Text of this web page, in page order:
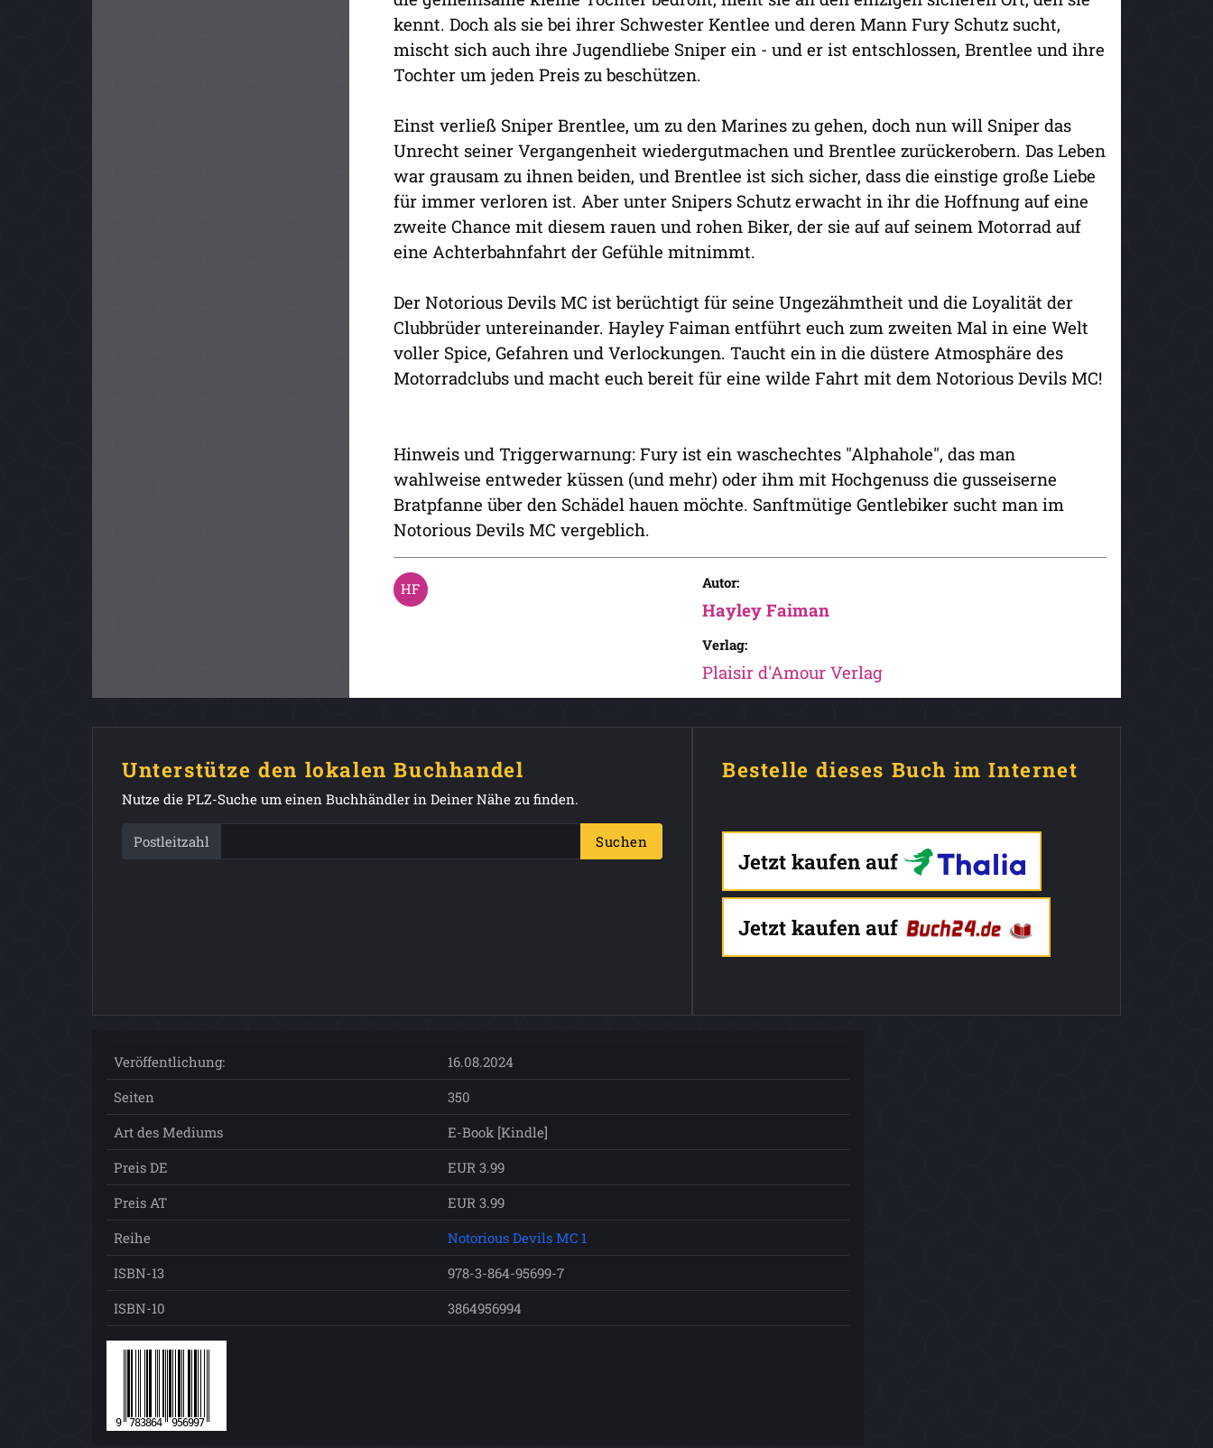
kennt. Doch als sie bei ihrer Schwester Kentlee und deren Mann Fury Schutz sucht,
mischt sich auch ihre Jugendliebe Sniper ein - und er ist entschlossen, Brentlee und ihre
Tochter um jeden Preis zu beschützen.
Einst verließ Sniper Brentlee, um zu den Marines zu gehen, doch nun will Sniper das
Unrecht seiner Vergangenheit wiedergutmachen und Brentlee zurückerobern. Das Leben
war grausam zu ihnen beiden, und Brentlee ist sich sicher, dass die einstige große Liebe
für immer verloren ist. Aber unter Snipers Schutz erwacht in ihr die Hoffnung auf eine
zweite Chance mit diesem rauen und rohen Biker, der sie auf auf seinem Motorrad auf
eine Achterbahnfahrt der Gefühle mitnimmt.
Der Notorious Devils MC ist berüchtigt für seine Ungezähmtheit und die Loyalität der
Clubbrüder untereinander. Hayley Faiman entführt euch zum zweiten Mal in eine Welt
voller Spice, Gefahren und Verlockungen. Taucht ein in die düstere Atmosphäre des
Motorradclubs und macht euch bereit für eine wilde Fahrt mit dem Notorious Devils MC!
Hinweis und Triggerwarnung: Fury ist ein waschechtes "Alphahole", das man
wahlweise entweder küssen (und mehr) oder ihm mit Hochgenuss die gusseiserne
Bratpfanne über den Schädel hauen möchte. Sanftmütige Gentlebiker sucht man im
Notorious Devils MC vergeblich.
Autor:
Hayley Faiman
Verlag:
Plaisir d'Amour Verlag
Unterstütze den lokalen Buchhandel
Nutze die PLZ-Suche um einen Buchhändler in Deiner Nähe zu finden.
Postleitzahl Suchen
Bestelle dieses Buch im Internet
Jetzt kaufen auf
Jetzt kaufen auf
Veröffentlichung:
16.08.2024
Seiten
350
Art des Mediums
E-Book [Kindle]
Preis DE
EUR 3.99
Preis AT
EUR 3.99
Reihe
Notorious Devils MC 1
ISBN-13
978-3-864-95699-7
ISBN-10
3864956994